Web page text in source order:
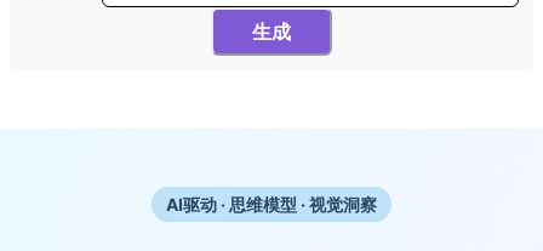
生成
AI驱动 · 思维模型 · 视觉洞察